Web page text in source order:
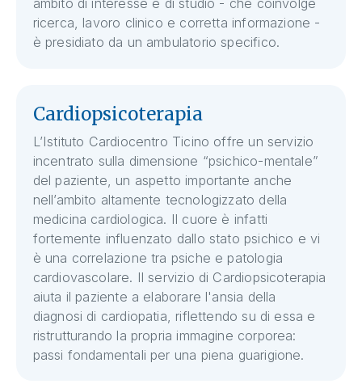
ambito di interesse e di studio - che coinvolge
ricerca, lavoro clinico e corretta informazione -
è presidiato da un ambulatorio specifico.
Cardiopsicoterapia
L’Istituto Cardiocentro Ticino offre un servizio
incentrato sulla dimensione “psichico-mentale”
del paziente, un aspetto importante anche
nell’ambito altamente tecnologizzato della
medicina cardiologica. Il cuore è infatti
fortemente influenzato dallo stato psichico e vi
è una correlazione tra psiche e patologia
cardiovascolare. Il servizio di Cardiopsicoterapia
aiuta il paziente a elaborare l'ansia della
diagnosi di cardiopatia, riflettendo su di essa e
ristrutturando la propria immagine corporea:
passi fondamentali per una piena guarigione.